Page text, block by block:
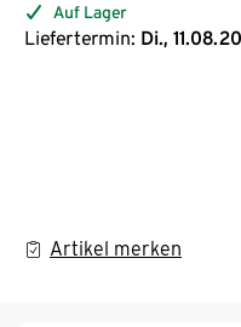
Auf Lager
Liefertermin: Di.,
Artikel merken